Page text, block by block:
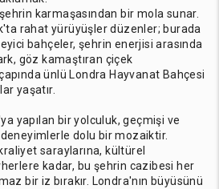
karmaşasından bir mola sunar.
rahat yürüyüşler düzenler; burada
bahçeler, şehrin enerjisi arasında
göz kamaştıran çiçek
ünlü Londra Hayvanat Bahçesi
yaşatır.
yapılan bir yolculuk, geçmişi ve
dolu bir mozaiktir.
saraylarına, kültürel
kadar, bu şehrin cazibesi her
bir iz bırakır. Londra'nın büyüsünü